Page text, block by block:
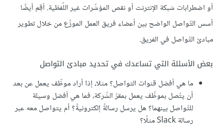
أو اضطرابات شبكة الإنترنت أو نقص المؤشّرات غير اللّفظية. أقِم أيضًا
أسس التّواصل الواضح بين أعضاء فريق العمل الموزّع من خلال تطوير
مبادئ التّواصل في الفريق.
بعض الأسئلة التي تساعدك في تحديد مبادئ التواصل
ما هي أفضل قنوات التواصل؟ مثلا، إذا أراد موظّف يعمل عن بعد
أن يتّصل بموظّف يعمل بمقرّ الشّركة، فما هي أفضل وسيلة
للتّواصل بينهما؟ هل يرسل رسالةً إلكترونيةً؟ أم يتواصل معه عبر
رسالة Slack مثلًا؟